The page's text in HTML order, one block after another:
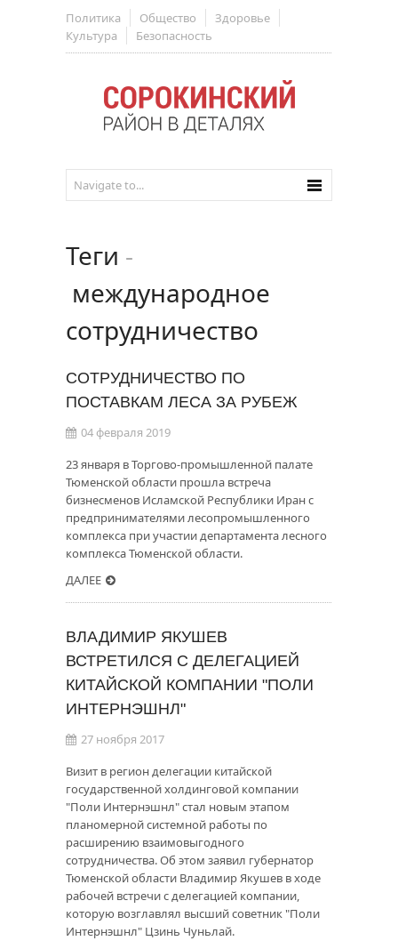
Политика Общество
Здоровье
Культура
Безопасность
Теги -
международное
сотрудничество
СОТРУДНИЧЕСТВО ПО
ПОСТАВКАМ ЛЕСА ЗА РУБЕЖ
04 февраля 2019
23 января в Торгово-промышленной палате
Тюменской области прошла встреча
бизнесменов Исламской Республики Иран с
предпринимателями лесопромышленного
комплекса при участии департамента лесного
комплекса Тюменской области.
ДАЛЕЕ
ВЛАДИМИР ЯКУШЕВ
ВСТРЕТИЛСЯ С ДЕЛЕГАЦИЕЙ
КИТАЙСКОЙ КОМПАНИИ "ПОЛИ
ИНТЕРНЭШНЛ"
27 ноября 2017
Визит в регион делегации китайской
государственной холдинговой компании
"Поли Интернэшнл" стал новым этапом
планомерной системной работы по
расширению взаимовыгодного
сотрудничества. Об этом заявил губернатор
Тюменской области Владимир Якушев в ходе
рабочей встречи с делегацией компании,
которую возглавлял высший советник "Поли
Интернэшнл" Цзинь Чуньлай.